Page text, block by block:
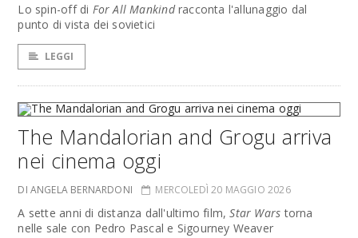
Lo spin-off di For All Mankindracconta l'allunaggio dal
punto di vista dei sovietici
LEGGI
The Mandalorian and Grogu arriva
nei cinema oggi
DI ANGELA BERNARDONI MERCOLEDÌ 20 MAGGIO 2026
A sette anni di distanza dall'ultimo film,Star Wars torna
nelle sale con Pedro Pascal e Sigourney Weaver